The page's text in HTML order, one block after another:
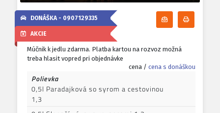
Odoberať
DONÁŠKA - 0907129335
AKCIE
Múčnik k jedlu zdarma. Platba kartou na rozvoz možná
treba hlasit vopred pri objednávke
cena / cena s donáškou
Polievka
0,5l Paradajková so syrom a cestovinou
1,3